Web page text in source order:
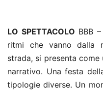
LO SPETTACOLO BBB
ritmi che vanno dalla
strada, si presenta
narrativo. Una festa
tipologie diverse. Un